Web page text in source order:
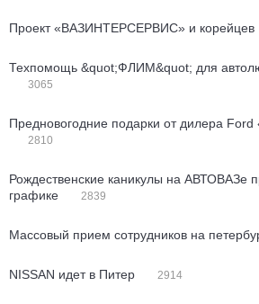
Проект «ВАЗИНТЕРСЕРВИС» и корейцев
Техпомощь &quot;ФЛИМ&quot; для
3065
Предновогодние подарки от дилера
2810
Рождественские каникулы на АВТОВАЗе
графике
2839
Массовый прием сотрудников на
NISSAN идет в Питер 2914